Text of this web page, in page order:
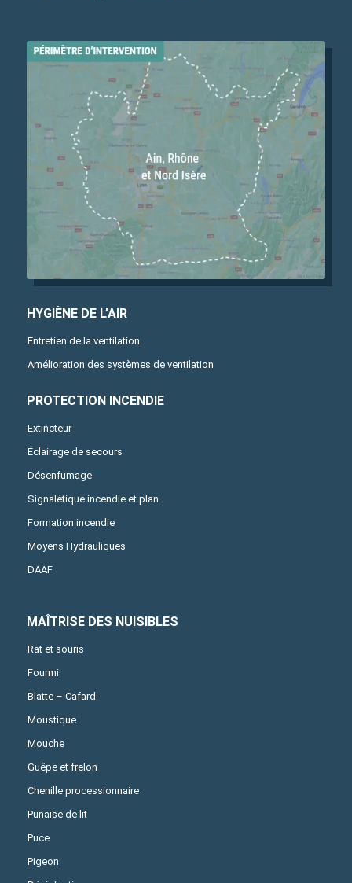
HYGIÈNE DE L’AIR
Entretien de la ventilation
Amélioration des systèmes de ventilation
PROTECTION INCENDIE
Extincteur
Éclairage de secours
Désenfumage
Signalétique incendie et plan
Formation incendie
Moyens Hydrauliques
DAAF
MAÎTRISE DES NUISIBLES
Rat et souris
Fourmi
Blatte – Cafard
Moustique
Mouche
Guêpe et frelon
Chenille processionnaire
Punaise de lit
Puce
Pigeon